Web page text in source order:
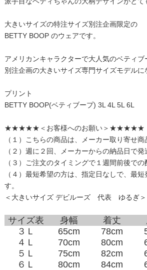
大きいサイズの特注サイズ別注企画限定の
BETTY BOOP のウェアです。
アメリカンキャラクターで大人気のベティブ
別注企画の大きいサイズ専門サイズモデルに
プリント
BETTY BOOP(ベティブープ) 3L 4L 5L 6L
★★★★★＜お客様へのお願い＞★★★★★
（１）こちらの商品は、メーカー取り寄せ商
（２）週に２回、メーカーからの納品日で発
（３）ご注文のタイミングで１週間前後での
（４）最短希望の方は、指定日なしで、最
す。
＜大きいサイズ デビルーズ 代表 ゆるぎ＞
サイズ表 身幅 着丈
３Ｌ
65cm 78cm
４Ｌ
70cm 80cm
５Ｌ
75cm 82cm
６Ｌ
80cm 84cm